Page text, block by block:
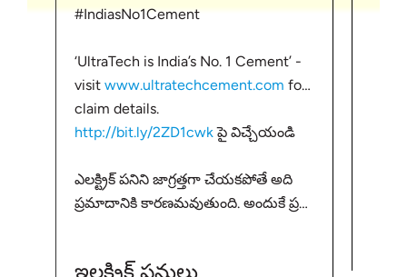
ఇలక్ట్రిక్ పనులు
ఎలక్ట్రిక్ పనిని జాగ్రత్తగా చేయకపోతే అది
ప్రమాదానికి కారణమవుతుంది. అందుకే ప్రతి
http://bit.ly/2ZD1cwkపై విచ్చేయండి
‘UltraTech is India’s No. 1 Cement’ -
visitwww.ultratechcement.com for
claim details.
#IndiasNo1Cement